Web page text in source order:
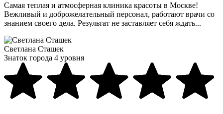
Самая теплая и атмосферная клиника красоты в Москве!
Вежливый и доброжелательный персонал, работают врачи со
знанием своего дела. Результат не заставляет себя ждать...
Светлана Сташек
Знаток города 4 уровня